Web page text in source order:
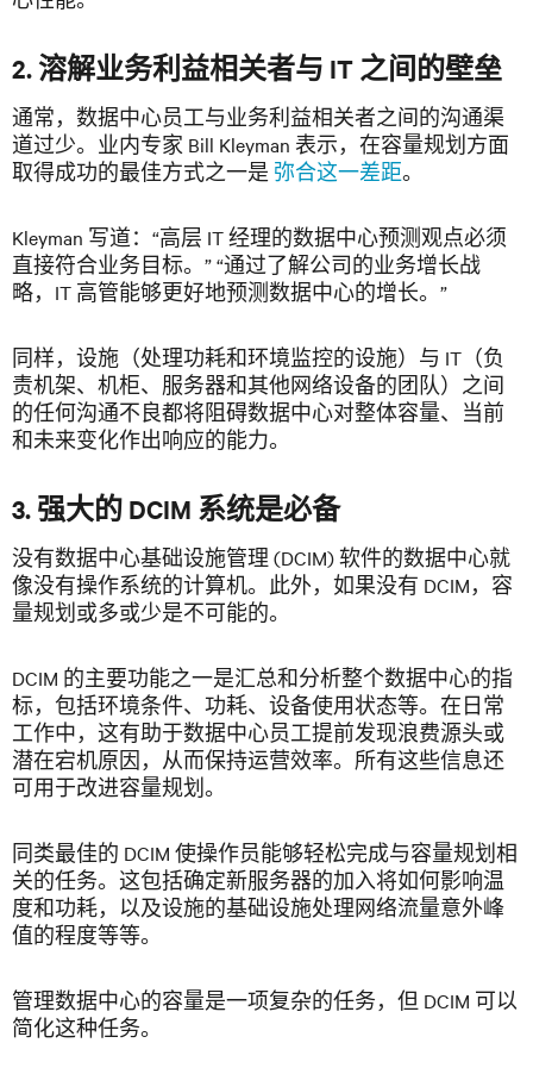
2. 溶解业务利益相关者与 IT 之间的壁垒
通常，数据中心员工与业务利益相关者之间的沟通渠
道过少。业内专家 Bill Kleyman 表示，在容量规划方面
取得成功的最佳方式之一是 弥合这一差距。
Kleyman 写道：“高层 IT 经理的数据中心预测观点必须
直接符合业务目标。” “通过了解公司的业务增长战
略，IT 高管能够更好地预测数据中心的增长。”
同样，设施（处理功耗和环境监控的设施）与 IT（负
责机架、机柜、服务器和其他网络设备的团队）之间
的任何沟通不良都将阻碍数据中心对整体容量、当前
和未来变化作出响应的能力。
3. 强大的 DCIM 系统是必备
没有数据中心基础设施管理 (DCIM) 软件的数据中心就
像没有操作系统的计算机。此外，如果没有 DCIM，容
量规划或多或少是不可能的。
DCIM 的主要功能之一是汇总和分析整个数据中心的指
标，包括环境条件、功耗、设备使用状态等。在日常
工作中，这有助于数据中心员工提前发现浪费源头或
潜在宕机原因，从而保持运营效率。所有这些信息还
可用于改进容量规划。
同类最佳的 DCIM 使操作员能够轻松完成与容量规划相
关的任务。这包括确定新服务器的加入将如何影响温
度和功耗，以及设施的基础设施处理网络流量意外峰
值的程度等等。
管理数据中心的容量是一项复杂的任务，但 DCIM 可以
简化这种任务。